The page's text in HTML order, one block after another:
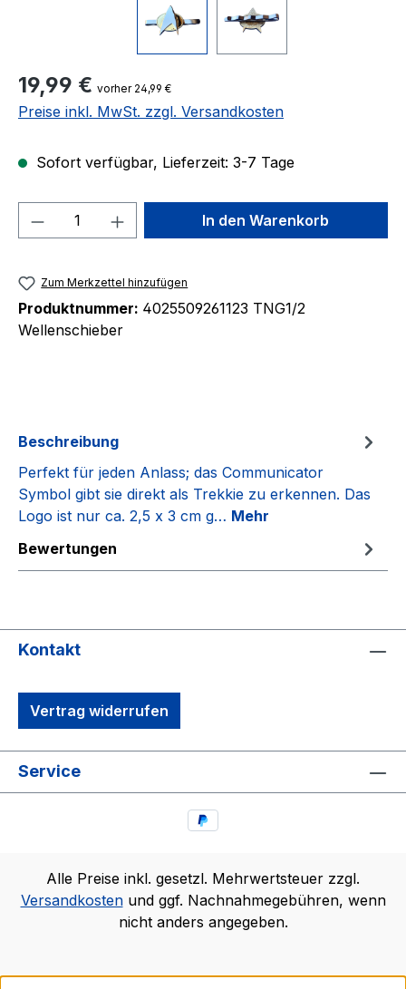
Regulärer Preis:
19,99 € vorher 24,99 €
Preise inkl. MwSt. zzgl. Versandkosten
Sofort verfügbar, Lieferzeit: 3-7 Tage
Produkt Anzahl: Gib denIn den Warenkorb
Zum Merkzettel hinzufügen
Produktnummer: 4025509261123 TNG1/2
Wellenschieber
Beschreibung
Perfekt für jeden Anlass; das Communicator
Symbol gibt sie direkt als Trekkie zu erkennen. Das
Logo ist nur ca. 2,5 x 3 cm g… Mehr
Bewertungen
Kontakt
Vertrag widerrufen
Service
Alle Preise inkl. gesetzl. Mehrwertsteuer zzgl.
Versandkostenund ggf. Nachnahmegebühren, wenn
nicht anders angegeben.